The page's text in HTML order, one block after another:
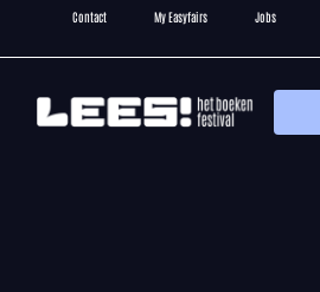
Contact My Easyfairs Jobs